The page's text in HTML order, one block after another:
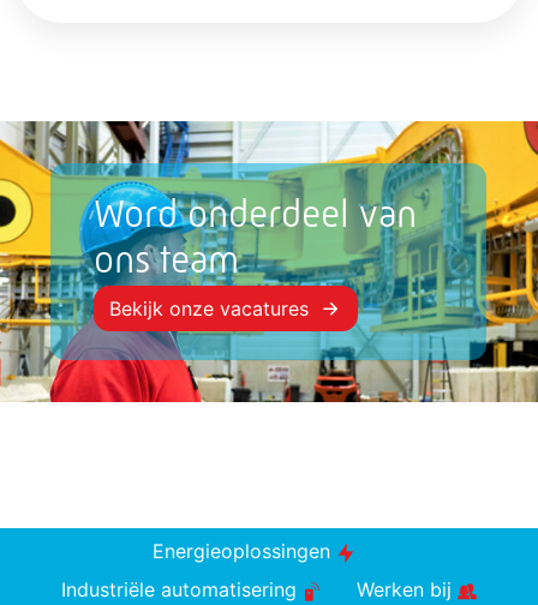
Word onderdeel van
ons team
Bekijk onze vacatures
Energieoplossingen
Industriële automatisering
Werken bij